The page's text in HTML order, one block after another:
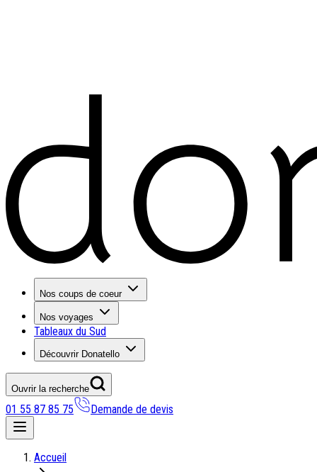
Nos coups de coeur
Nos voyages
Tableaux du Sud
Découvrir Donatello
Ouvrir la recherche
01 55 87 85 75 Demande de devis
Nos coups de coeur
Accueil